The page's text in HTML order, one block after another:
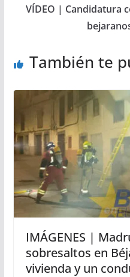
VÍDEO | Candidatura
También te
IMÁGENES |
sobresaltos en
vivienda y un